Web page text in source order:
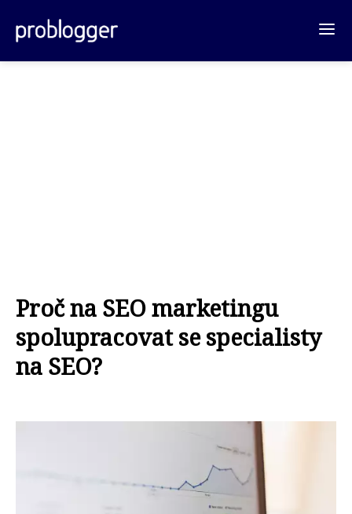
Proč na SEO marketingu
spolupracovat se specialisty
na SEO?